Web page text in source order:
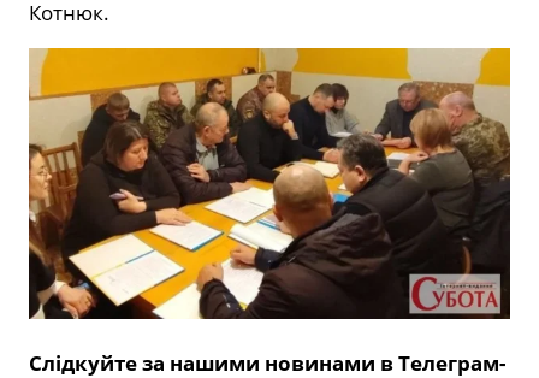
Котнюк.
Слідкуйте за нашими новинами в Телеграм-